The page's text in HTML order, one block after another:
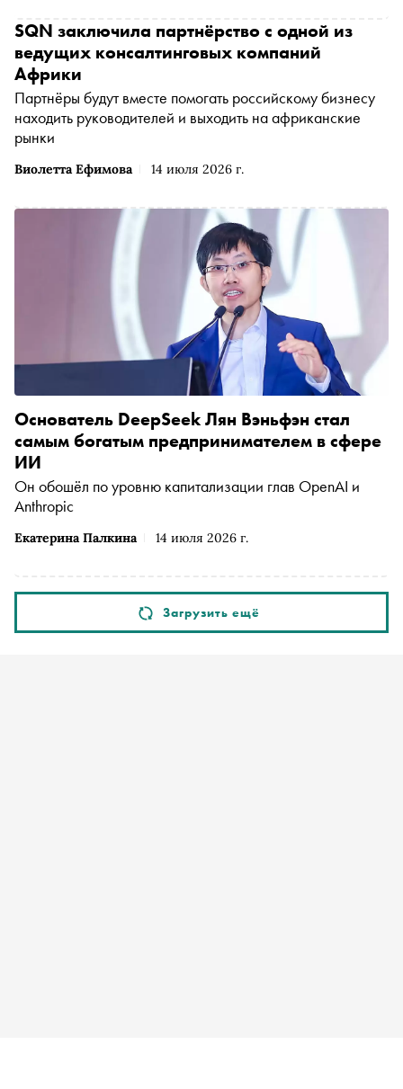
Виолетта Ефимова 14 июля 2026 г.
SQN заключила партнёрство с одной из
ведущих консалтинговых компаний
Африки
Партнёры будут вместе помогать российскому бизнесу
находить руководителей и выходить на африканские
рынки
Екатерина Палкина 14 июля 2026 г.
Основатель DeepSeek Лян Вэньфэн стал
самым богатым предпринимателем в сфере
ИИ
Он обошёл по уровню капитализации глав OpenAI и
Anthropic
Загрузить ещё